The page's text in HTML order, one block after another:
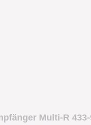
Multi-R